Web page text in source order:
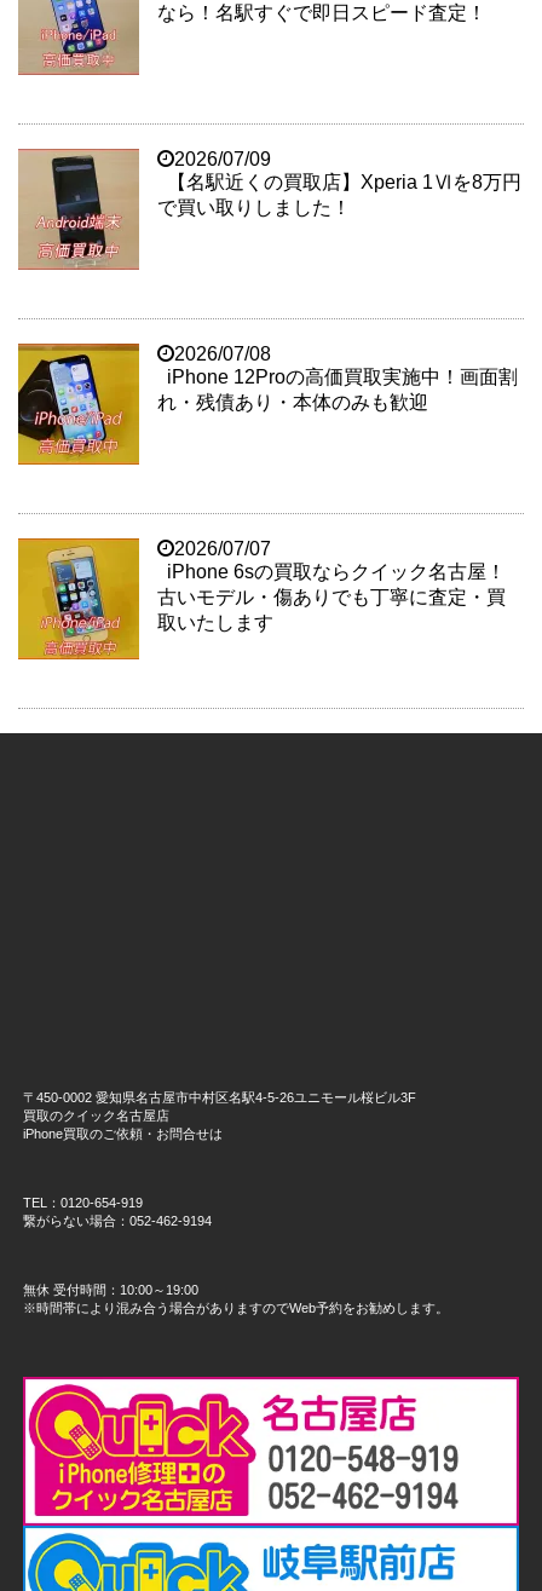
なら！名駅すぐで即日スピード査定！
2026/07/09
【名駅近くの買取店】Xperia 1Ⅵを8万円
で買い取りしました！
2026/07/08
iPhone 12Proの高価買取実施中！画面割
れ・残債あり・本体のみも歓迎
2026/07/07
iPhone 6sの買取ならクイック名古屋！
古いモデル・傷ありでも丁寧に査定・買
取いたします
〒450-0002 愛知県名古屋市中村区名駅4-5-26ユニモール桜ビル3F
買取のクイック名古屋店
iPhone買取のご依頼・お問合せは
TEL：0120-654-919
繋がらない場合：052-462-9194
無休 受付時間：10:00～19:00
※時間帯により混み合う場合がありますのでWeb予約をお勧めします。